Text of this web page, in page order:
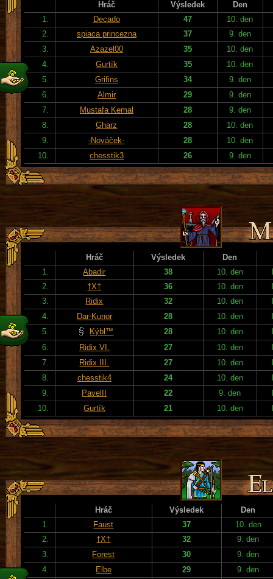
Hráč Výsledek
Den
1.
Decado 47
10. den
2.
spiaca princezna 37
9. den
3.
Azazel00 35
10. den
4.
Gurtík 35
10. den
5.
Grifins 34
9. den
6.
Almir 29
9. den
7.
Mustafa Kemal 28
9. den
8.
Gharz 28
10. den
9.
-Nováček- 28
10. den
10.
chesstik3 26 9. den
Hráč Výsledek
Den
1.
Abadir 38 10. den
2.
†X† 36 10. den
3.
Ridix 32 10. den
4.
Dar-Kunor 28 10. den
5.
Kýbl™ 28 10. den
6.
Ridix VI. 27 10. den
7.
Ridix III. 27 10. den
8.
chesstik4 24 10. den
9.
PavelII 22 9. den
10.
Gurtík 21 10. den
Hráč Výsledek
Den
1.
Faust 37
10. den
2.
†X† 32
9. den
3.
Forest 30
9. den
4.
Elbe 29
9. den